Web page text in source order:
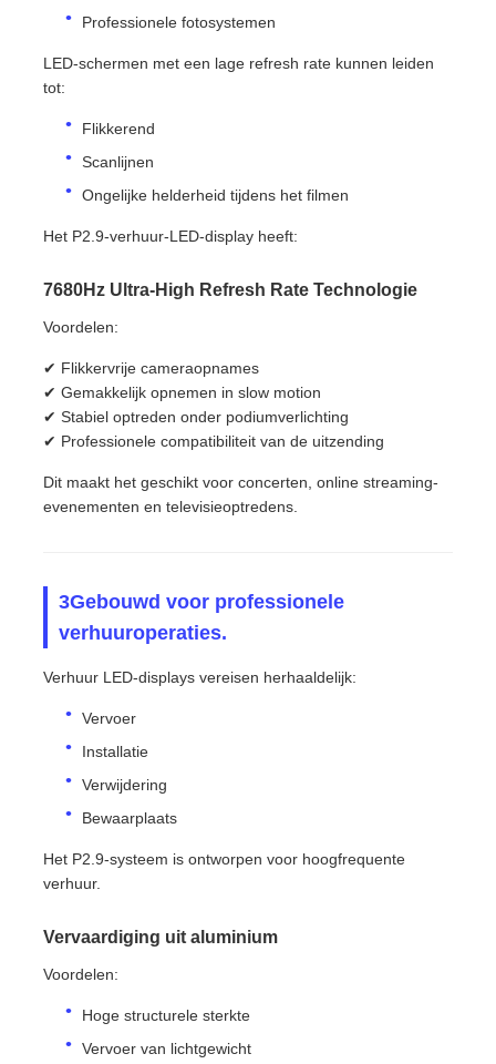
Professionele fotosystemen
LED-schermen met een lage refresh rate kunnen leiden
tot:
Flikkerend
Scanlijnen
Ongelijke helderheid tijdens het filmen
Het P2.9-verhuur-LED-display heeft:
7680Hz Ultra-High Refresh Rate Technologie
Voordelen:
✔ Flikkervrije cameraopnames
✔ Gemakkelijk opnemen in slow motion
✔ Stabiel optreden onder podiumverlichting
✔ Professionele compatibiliteit van de uitzending
Dit maakt het geschikt voor concerten, online streaming-
evenementen en televisieoptredens.
3Gebouwd voor professionele
verhuuroperaties.
Verhuur LED-displays vereisen herhaaldelijk:
Vervoer
Installatie
Verwijdering
Bewaarplaats
Het P2.9-systeem is ontworpen voor hoogfrequente
verhuur.
Vervaardiging uit aluminium
Voordelen:
Hoge structurele sterkte
Vervoer van lichtgewicht